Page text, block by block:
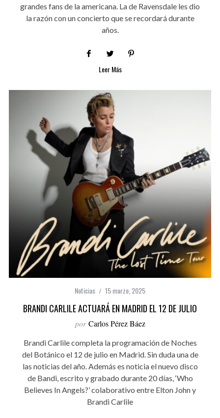
grandes fans de la americana. La de Ravensdale les dio
la razón con un concierto que se recordará durante
años.
Leer Más
Noticias 15 marzo, 2025
BRANDI CARLILE ACTUARÁ EN MADRID EL 12 DE JULIO
por Carlos Pérez Báez
Brandi Carlile completa la programación de Noches
del Botánico el 12 de julio en Madrid. Sin duda una de
las noticias del año. Además es noticia el nuevo disco
de Bandi, escrito y grabado durante 20 días, ‘Who
Believes In Angels?’ colaborativo entre Elton John y
Brandi Carlile